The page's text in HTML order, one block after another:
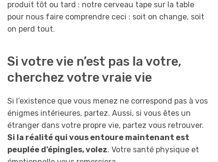
produit tôt ou tard : notre cerveau tape sur la table
pour nous faire comprendre ceci : soit on change, soit
on perd tout.
Si votre vie n’est pas la votre,
cherchez votre vraie vie
Si l’existence que vous menez ne correspond pas à vos
énigmes intérieures, partez. Aussi, si vous êtes un
étranger dans votre propre vie, partez vous retrouver.
Si la réalité qui vous entoure maintenant est
peuplée d’épingles, volez. Votre santé physique et